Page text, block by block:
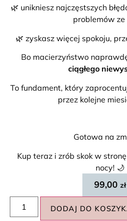
🌿 unikniesz najczęstszych
problemów ze
🌿 zyskasz więcej spokoju,
Bo macierzyństwo
ciągłego
To fundament, który
przez kolejne
Gotowa na
Kup teraz i zrób skok w
nocy! 🌙
99,00 zł
DODAJ DO